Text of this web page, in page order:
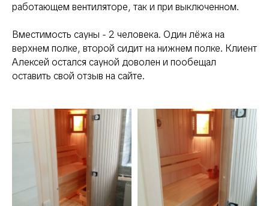
работающем вентиляторе, так и при выключенном.
Вместимость сауны - 2 человека. Один лёжа на
верхнем полке, второй сидит на нижнем полке. Клиент
Алексей остался сауной доволен и пообещал
оставить свой отзыв на сайте.